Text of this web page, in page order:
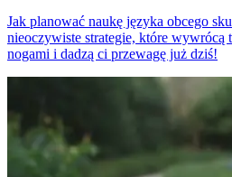
Jak planować naukę języka obcego
nieoczywiste strategie, które
nogami i dadzą ci przewagę już dziś!